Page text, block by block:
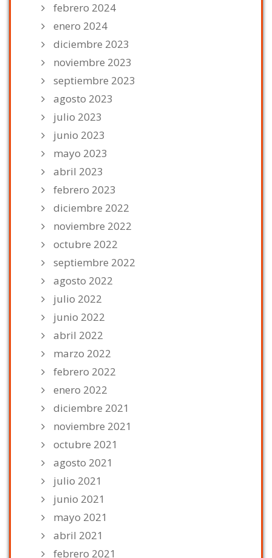
febrero 2024
enero 2024
diciembre 2023
noviembre 2023
septiembre 2023
agosto 2023
julio 2023
junio 2023
mayo 2023
abril 2023
febrero 2023
diciembre 2022
noviembre 2022
octubre 2022
septiembre 2022
agosto 2022
julio 2022
junio 2022
abril 2022
marzo 2022
febrero 2022
enero 2022
diciembre 2021
noviembre 2021
octubre 2021
agosto 2021
julio 2021
junio 2021
mayo 2021
abril 2021
febrero 2021